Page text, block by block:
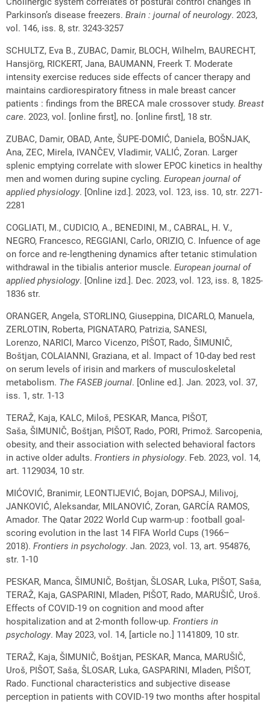
Parkinson’s disease freezers. Brain : journal of neurology. 2023,
vol. 146, iss. 8, str. 3243-3257
SCHULTZ, Eva B., ZUBAC, Damir, BLOCH, Wilhelm, BAURECHT,
Hansjörg, RICKERT, Jana, BAUMANN, Freerk T. Moderate
intensity exercise reduces side effects of cancer therapy and
maintains cardiorespiratory fitness in male breast cancer
patients : findings from the BRECA male crossover study. Breast
care. 2023, vol. [online first], no. [online first], 18 str.
ZUBAC, Damir, OBAD, Ante, ŠUPE-DOMIĆ, Daniela, BOŠNJAK,
Ana, ZEC, Mirela, IVANČEV, Vladimir, VALIĆ, Zoran. Larger
splenic emptying correlate with slower EPOC kinetics in healthy
men and women during supine cycling. European journal of
applied physiology. [Online izd.]. 2023, vol. 123, iss. 10, str. 2271-
2281
COGLIATI, M., CUDICIO, A., BENEDINI, M., CABRAL, H. V.,
NEGRO, Francesco, REGGIANI, Carlo, ORIZIO, C. Infuence of age
on force and re‑lengthening dynamics after tetanic stimulation
withdrawal in the tibialis anterior muscle. European journal of
applied physiology. [Online izd.]. Dec. 2023, vol. 123, iss. 8, 1825-
1836 str.
ORANGER, Angela, STORLINO, Giuseppina, DICARLO, Manuela,
ZERLOTIN, Roberta, PIGNATARO, Patrizia, SANESI,
Lorenzo, NARICI, Marco Vicenzo, PIŠOT, Rado, ŠIMUNIČ,
Boštjan, COLAIANNI, Graziana, et al. Impact of 10-day bed rest
on serum levels of irisin and markers of musculoskeletal
metabolism. The FASEB journal. [Online ed.]. Jan. 2023, vol. 37,
iss. 1, str. 1-13
TERAŽ, Kaja, KALC, Miloš, PESKAR, Manca, PIŠOT,
Saša, ŠIMUNIČ, Boštjan, PIŠOT, Rado, PORI, Primož. Sarcopenia,
obesity, and their association with selected behavioral factors
in active older adults. Frontiers in physiology. Feb. 2023, vol. 14,
art. 1129034, 10 str.
MIĆOVIĆ, Branimir, LEONTIJEVIĆ, Bojan, DOPSAJ, Milivoj,
JANKOVIĆ, Aleksandar, MILANOVIĆ, Zoran, GARCÍA RAMOS,
Amador. The Qatar 2022 World Cup warm-up : football goal-
scoring evolution in the last 14 FIFA World Cups (1966–
2018). Frontiers in psychology. Jan. 2023, vol. 13, art. 954876,
str. 1-10
PESKAR, Manca, ŠIMUNIČ, Boštjan, ŠLOSAR, Luka, PIŠOT, Saša,
TERAŽ, Kaja, GASPARINI, Mladen, PIŠOT, Rado, MARUŠIČ, Uroš.
Effects of COVID-19 on cognition and mood after
hospitalization and at 2-month follow-up. Frontiers in
psychology. May 2023, vol. 14, [article no.] 1141809, 10 str.
TERAŽ, Kaja, ŠIMUNIČ, Boštjan, PESKAR, Manca, MARUŠIČ,
Uroš, PIŠOT, Saša, ŠLOSAR, Luka, GASPARINI, Mladen, PIŠOT,
Rado. Functional characteristics and subjective disease
perception in patients with COVID-19 two months after hospital